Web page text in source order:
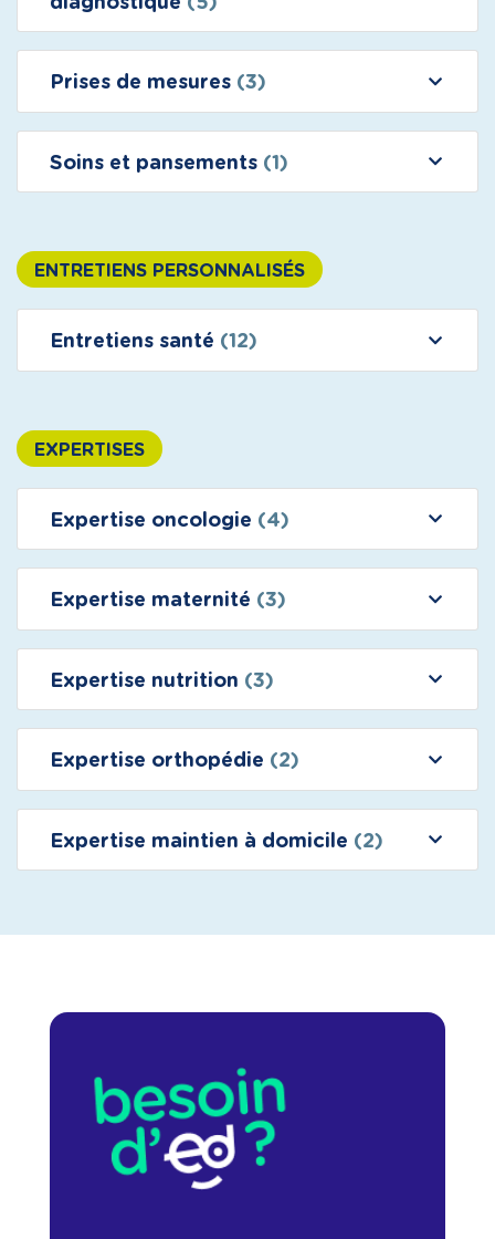
Prises de mesures (3)
Soins et pansements (1)
ENTRETIENS PERSONNALISÉS
Entretiens santé (12)
EXPERTISES
Expertise oncologie (4)
Expertise maternité (3)
Expertise nutrition (3)
Expertise orthopédie (2)
Expertise maintien à domicile (2)